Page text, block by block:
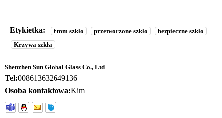
Etykietka: 6mm szkło przetworzone szkło
bezpieczne szkło
Krzywa szkła
Shenzhen Sun Global Glass Co., Ltd
Tel:008613632649136
Osoba kontaktowa:Kim